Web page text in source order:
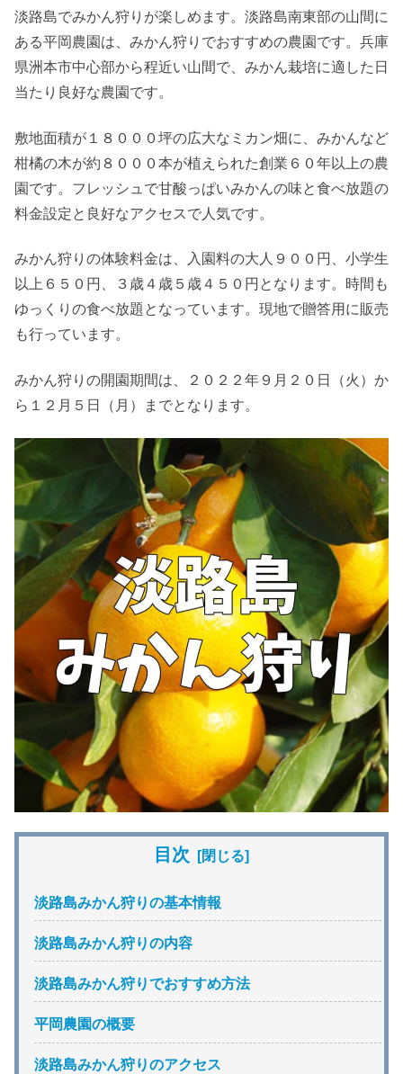
淡路島でみかん狩りが楽しめます。淡路島南東部の山間に
ある平岡農園は、みかん狩りでおすすめの農園です。兵庫
県洲本市中心部から程近い山間で、みかん栽培に適した日
当たり良好な農園です。
敷地面積が１８０００坪の広大なミカン畑に、みかんなど
柑橘の木が約８０００本が植えられた創業６０年以上の農
園です。フレッシュで甘酸っぱいみかんの味と食べ放題の
料金設定と良好なアクセスで人気です。
みかん狩りの体験料金は、入園料の大人９００円、小学生
以上６５０円、３歳４歳５歳４５０円となります。時間も
ゆっくりの食べ放題となっています。現地で贈答用に販売
も行っています。
みかん狩りの開園期間は、２０２２年９月２０日（火）か
ら１２月５日（月）までとなります。
目次
淡路島みかん狩りの基本情報
淡路島みかん狩りの内容
淡路島みかん狩りでおすすめ方法
平岡農園の概要
淡路島みかん狩りのアクセス